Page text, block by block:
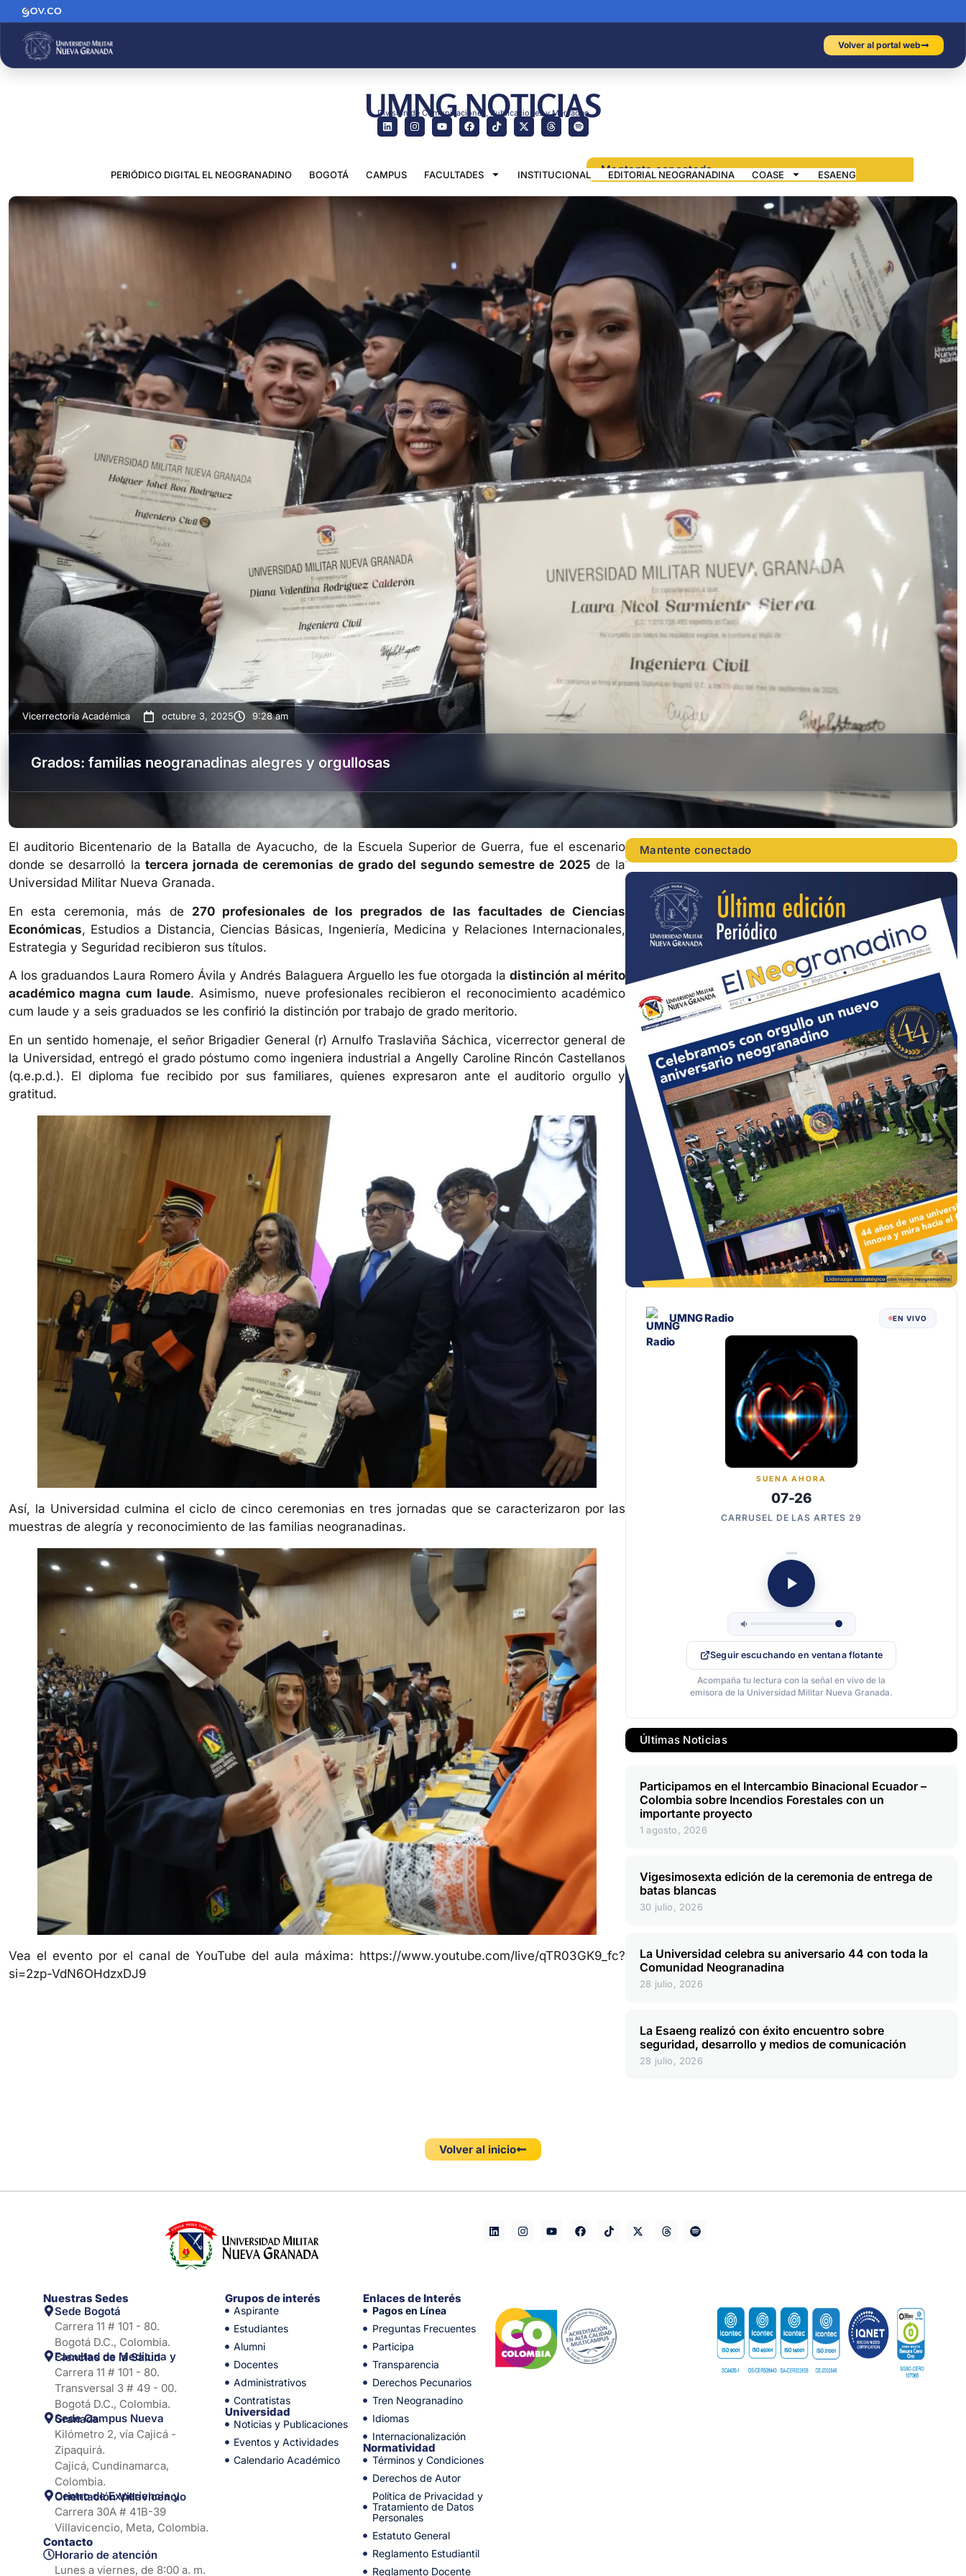
Volver al portal web
UMNG NOTICIAS
División de Comunicaciones, Publicaciones y Mercadeo
PERIÓDICO DIGITAL EL NEOGRANADINO BOGOTÁ CAMPUS FACULTADES INSTITUCIONAL EDITORIAL NEOGRANADINA COASE ESAENG
Vicerrectoría Académica octubre 3, 2025 9:28 am
Grados: familias neogranadinas alegres y orgullosas
El auditorio Bicentenario de la Batalla de Ayacucho, de la Escuela Superior de Guerra, fue el escenario
donde se desarrolló la tercera jornada de ceremonias de grado del segundo semestre de 2025 de la
Universidad Militar Nueva Granada.
En esta ceremonia, más de 270 profesionales de los pregrados de las facultades de Ciencias
Económicas, Estudios a Distancia, Ciencias Básicas, Ingeniería, Medicina y Relaciones Internacionales,
Estrategia y Seguridad recibieron sus títulos.
A los graduandos Laura Romero Ávila y Andrés Balaguera Arguello les fue otorgada la distinción al mérito
académico magna cum laude. Asimismo, nueve profesionales recibieron el reconocimiento académico
cum laude y a seis graduados se les confirió la distinción por trabajo de grado meritorio.
En un sentido homenaje, el señor Brigadier General (r) Arnulfo Traslaviña Sáchica, vicerrector general de
la Universidad, entregó el grado póstumo como ingeniera industrial a Angelly Caroline Rincón Castellanos
(q.e.p.d.). El diploma fue recibido por sus familiares, quienes expresaron ante el auditorio orgullo y
gratitud.
Así, la Universidad culmina el ciclo de cinco ceremonias en tres jornadas que se caracterizaron por las
muestras de alegría y reconocimiento de las familias neogranadinas.
Vea el evento por el canal de YouTube del aula máxima: https://www.youtube.com/live/qTR03GK9_fc?
si=2zp-VdN6OHdzxDJ9
Mantente conectado
UMNG Radio EN VIVO
SUENA AHORA
07-26
CARRUSEL DE LAS ARTES 29
Seguir escuchando en ventana flotante
Acompaña tu lectura con la señal en vivo de la
emisora de la Universidad Militar Nueva Granada.
Últimas Noticias
Participamos en el Intercambio Binacional Ecuador –
Colombia sobre Incendios Forestales con un
importante proyecto
1 agosto, 2026
Vigesimosexta edición de la ceremonia de entrega de
batas blancas
30 julio, 2026
La Universidad celebra su aniversario 44 con toda la
Comunidad Neogranadina
28 julio, 2026
La Esaeng realizó con éxito encuentro sobre
seguridad, desarrollo y medios de comunicación
28 julio, 2026
Volver al inicio
Nuestras Sedes
Sede Bogotá
Carrera 11 # 101 - 80.
Bogotá D.C., Colombia.
Facultad de Medicina y Ciencias de la Salud
Carrera 11 # 101 - 80.
Transversal 3 # 49 - 00.
Bogotá D.C., Colombia.
Sede Campus Nueva Granada
Kilómetro 2, vía Cajicá -
Zipaquirá.
Cajicá, Cundinamarca,
Colombia.
Centro de Experiencia y Orientación Villavicencio
Carrera 30A # 41B-39
Villavicencio, Meta, Colombia.
Contacto
Horario de atención
Lunes a viernes, de 8:00 a. m.
Grupos de interés
Aspirante
Estudiantes
Alumni
Docentes
Administrativos
Contratistas
Universidad
Noticias y Publicaciones
Eventos y Actividades
Calendario Académico
Enlaces de Interés
Pagos en Línea
Preguntas Frecuentes
Participa
Transparencia
Derechos Pecunarios
Tren Neogranadino
Idiomas
Internacionalización
Normatividad
Términos y Condiciones
Derechos de Autor
Política de Privacidad y
Tratamiento de Datos
Personales
Estatuto General
Reglamento Estudiantil
Reglamento Docente